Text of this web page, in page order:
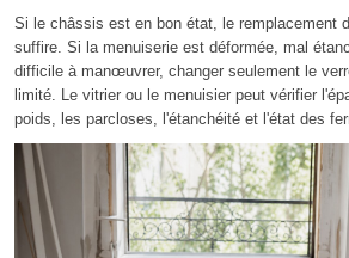
Si le châssis est en bon état, le remplacement
suffire. Si la menuiserie est déformée, mal
difficile à manœuvrer, changer seulement le
limité. Le vitrier ou le menuisier peut vérifier
poids, les parcloses, l'étanchéité et l'état des